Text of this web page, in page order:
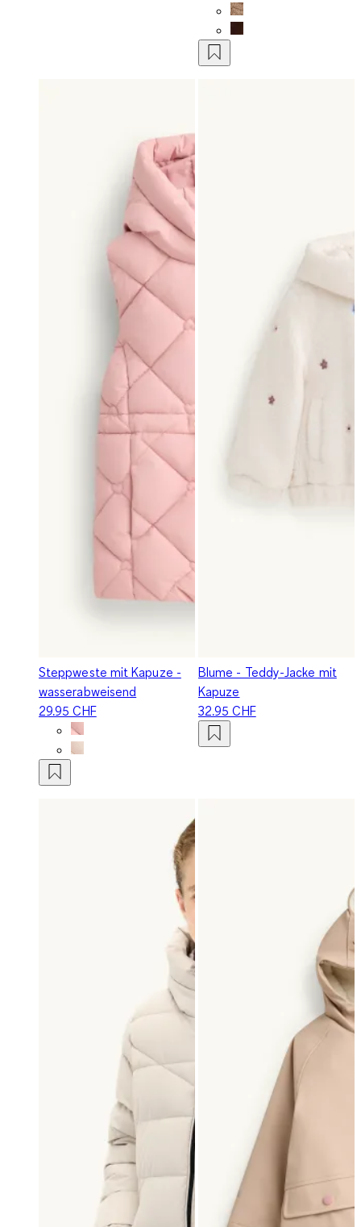
Steppweste mit Kapuze -
wasserabweisend
29.95 CHF
Blume - Teddy-Jacke mit
Kapuze
32.95 CHF